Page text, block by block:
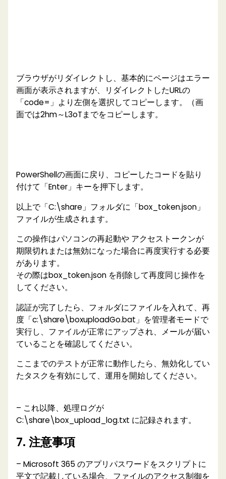
ブラウザがリダイレクトし、基本的にページはエラー
画面が表示されますが、リダイレクトしたURLの
「code=」より左側を選択してコピーします。（画
面では2hm～L3oTまでをコピーします。
PowerShellの画面に戻り、コピーしたコードを貼り
付けて「Enter」キーを押下します。
以上で「C:\share」フォルダに「box_token.json」
ファイルが生成されます。
この操作はパソコンの再起動や アクセストークンが
期限切れまたは無効になった場合に再度実行する必要
があります。
その際はbox_token.json を削除して再度同じ操作を
してください。
認証が完了したら、フォルダにファイルを入れて、再
度「c:\share\boxuploadGo.bat」を管理者モードで
実行し、ファイルが正常にアップされ、メールが届い
ていることを確認してください。
ここまでのテストが正常に動作したら、無効化してい
たタスクを有効にして、運用を開始してください。
– これ以降、処理ログが
C:\share\box_upload_log.txt に記録されます。
7. 注意事項
– Microsoft 365 のアプリパスワードをスクリプトに
平文で記載している場合、ファイルのアクセス制御を